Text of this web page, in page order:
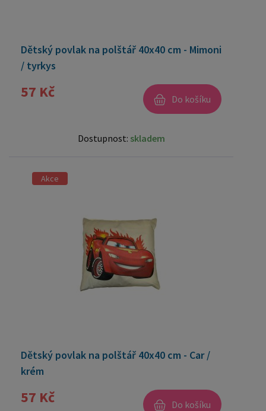
Dětský povlak na polštář 40x40 cm - Mimoni
/ tyrkys
57 Kč Do košíku
Dostupnost: skladem
Akce
Dětský povlak na polštář 40x40 cm - Car /
krém
57 Kč Do košíku